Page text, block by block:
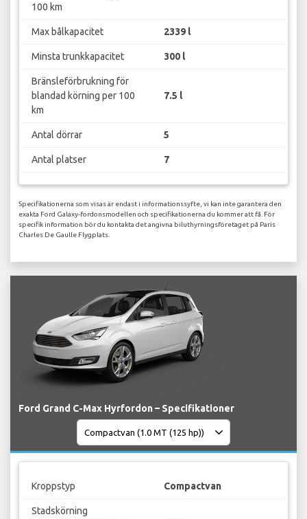
100 km
Max bålkapacitet 2339 l
Minsta trunkkapacitet 300 l
Bränsleförbrukning för
blandad körning per 100
km
7.5 l
Antal dörrar 5
Antal platser 7
Specifikationerna som visas är endast i informationssyfte, vi kan inte garantera den
exakta Ford Galaxy-fordonsmodellen och specifikationerna du kommer att få. För
specifik information bör du kontakta det angivna biluthyrningsföretaget på Paris
Charles De Gaulle Flygplats.
Ford Grand C-Max Hyrfordon – Specifikationer
Kroppstyp Compactvan
Stadskörning